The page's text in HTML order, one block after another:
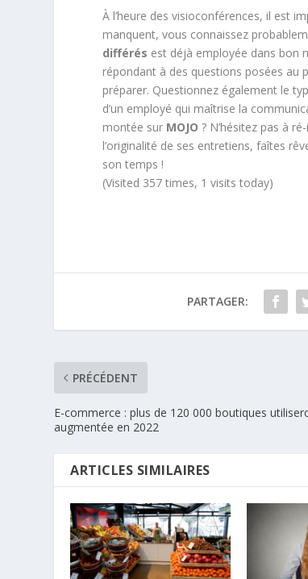
À l’heure des visioconférences, il est
manquent, vous connaissez
différés est déjà employée dans bon
répondant à des questions posées au
préparer. Questionnez également le
d’un employé qui maîtrise la
montée sur MOJO ? N’hésitez pas à
l’originalité de ses entretiens, faîtes
son temps !
(Visited 357 times, 1 visits today)
PARTAGER:
PRÉCÉDENT
E-commerce : plus de 120 000 boutiques
augmentée en 2022
ARTICLES SIMILAIRES